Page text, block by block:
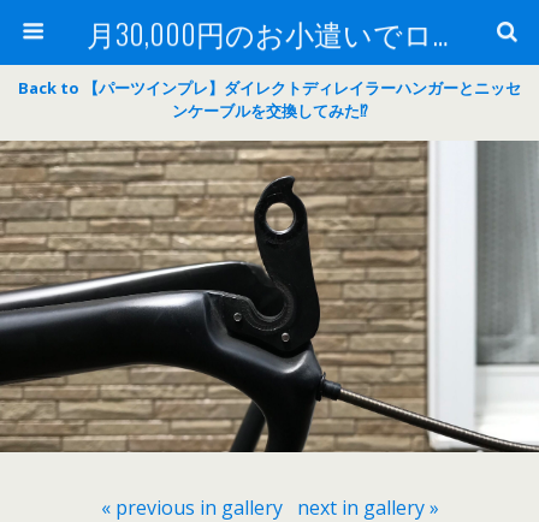
月30,000円のお小遣いでロードバイク
Back to 【パーツインプレ】ダイレクトディレイラーハンガーとニッセ
ンケーブルを交換してみた⁉
« previous in gallery next in gallery »